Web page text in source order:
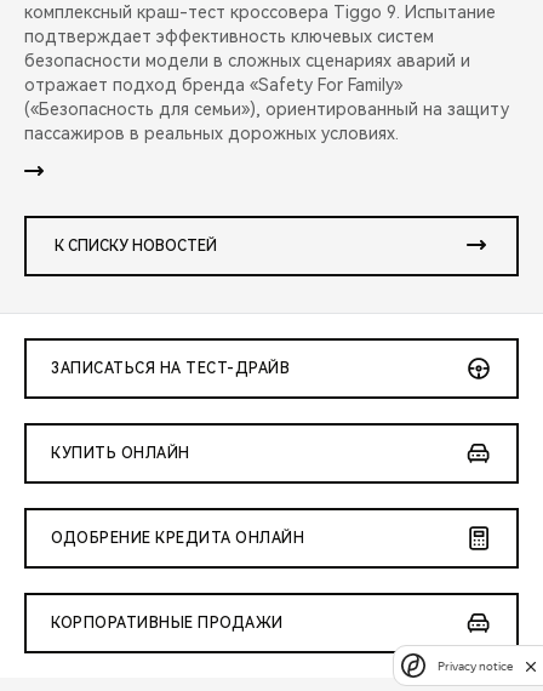
комплексный краш-тест кроссовера Tiggo 9. Испытание
подтверждает эффективность ключевых систем
безопасности модели в сложных сценариях аварий и
отражает подход бренда «Safety For Family»
(«Безопасность для семьи»), ориентированный на защиту
пассажиров в реальных дорожных условиях.
К СПИСКУ НОВОСТЕЙ
ЗАПИСАТЬСЯ НА ТЕСТ-ДРАЙВ
КУПИТЬ ОНЛАЙН
ОДОБРЕНИЕ КРЕДИТА ОНЛАЙН
КОРПОРАТИВНЫЕ ПРОДАЖИ
Privacy notice